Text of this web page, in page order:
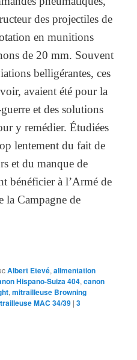
des projectiles de
en munitions
de 20 mm. Souvent
belligérantes, ces
avaient été pour la
et des solutions
y remédier. Étudiées
lentement du fait de
et du manque de
bénéficier à l’Armé de
la Campagne de
Albert Etevé,alimentation
Hispano-Suiza 404,canon
,mitrailleuse Browning
MAC 34/39 |3